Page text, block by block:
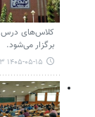
برگزار می‌شود.
۱۴۰۵-۰۵-۱۵ ۰۹:۴۳